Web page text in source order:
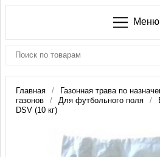
Меню
Главная Газонная трава по
газонов
Для футбольного поля
DSV (10 кг)